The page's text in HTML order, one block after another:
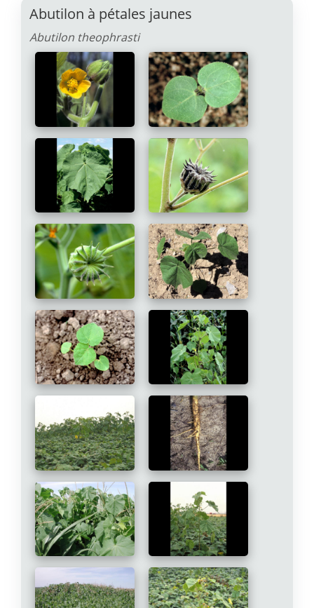
Abutilon à pétales jaunes
Abutilon theophrasti